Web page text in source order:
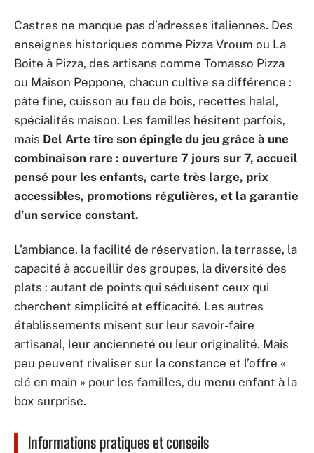
Castres ne manque pas d’adresses italiennes. Des
enseignes historiques comme Pizza Vroum ou La
Boite à Pizza, des artisans comme Tomasso Pizza
ou Maison Peppone, chacun cultive sa différence :
pâte fine, cuisson au feu de bois, recettes halal,
spécialités maison. Les familles hésitent parfois,
mais Del Arte tire son épingle du jeu grâce à une
combinaison rare : ouverture 7 jours sur 7, accueil
pensé pour les enfants, carte très large, prix
accessibles, promotions régulières, et la garantie
d’un service constant.
L’ambiance, la facilité de réservation, la terrasse, la
capacité à accueillir des groupes, la diversité des
plats : autant de points qui séduisent ceux qui
cherchent simplicité et efficacité. Les autres
établissements misent sur leur savoir-faire
artisanal, leur ancienneté ou leur originalité. Mais
peu peuvent rivaliser sur la constance et l’offre «
clé en main » pour les familles, du menu enfant à la
box surprise.
Informations pratiques et conseils